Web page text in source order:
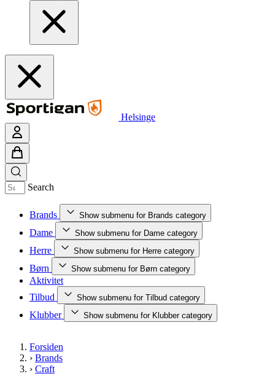
Helsinge
Search
Brands Show submenu for Brands category
Dame Show submenu for Dame category
Herre Show submenu for Herre category
Børn Show submenu for Børn category
Aktivitet
Tilbud
Show submenu for Tilbud category
Klubber Show submenu for Klubber category
Forsiden
› Brands
› Craft